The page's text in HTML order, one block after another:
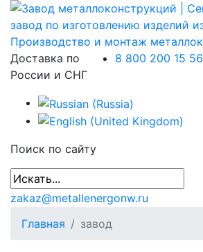
Доставка по
России и СНГ
8 800 200 15 56
Поиск по сайту
zakaz@metallenergonw.ru
Главная
завод